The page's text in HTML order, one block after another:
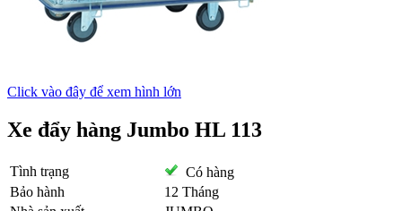
Click vào đây để xem hình lớn
Xe đẩy hàng Jumbo HL 113
Tình trạng
Có hàng
Bảo hành
12 Tháng